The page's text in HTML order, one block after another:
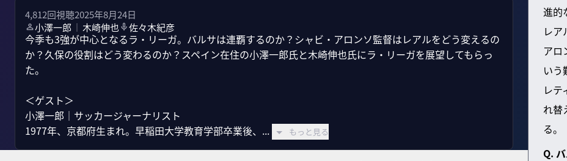
4,812回視聴2025年8月24日
小澤一郎 ｜ 木崎伸也 佐々木紀彦
今季も3強が中心となるラ・リーガ。バルサは連覇するのか？シャビ・アロンソ監督はレアルをどう変えるの
か？久保の役割はどう変わるのか？スペイン在住の小澤一郎氏と木崎伸也氏にラ・リーガを展望してもらっ
た。
＜ゲスト＞
小澤一郎｜サッカージャーナリスト
1977年、京都府生まれ。早稲田大学教育学部卒業後、...
もっと見る
進的
レア
アロ
いう
レ
れ替
る。
Q.